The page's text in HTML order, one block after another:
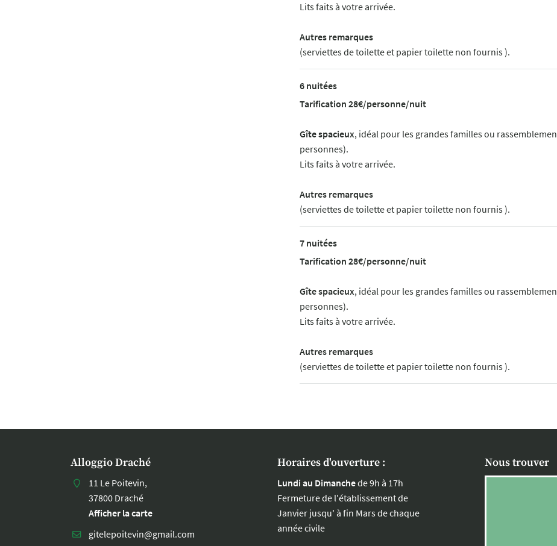
Lits faits à votre arrivée.
Autres remarques
(serviettes de toilette et papier toilette non fournis ).
6 nuitées
Tarification 28€/personne/nuit
Gîte spacieux, idéal pour les grandes familles ou
personnes).
Lits faits à votre arrivée.
Autres remarques
(serviettes de toilette et papier toilette non fournis ).
7 nuitées
Tarification 28€/personne/nuit
Gîte spacieux, idéal pour les grandes familles ou
personnes).
Lits faits à votre arrivée.
Autres remarques
(serviettes de toilette et papier toilette non fournis ).
Alloggio Draché
11 Le Poitevin,
37800 Draché
Afficher la carte
Horaires d'ouverture :
Lundi au Dimanchede 9h à 17h
Fermeture de l'établissement de
Janvier jusqu' à fin Mars de chaque
année civile
Nous trouver